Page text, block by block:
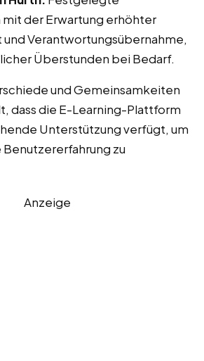
der Erwartung erhöhter
Verantwortungsübernahme,
Überstunden bei Bedarf.
und Gemeinsamkeiten
dass die E-Learning-Plattform
Unterstützung verfügt, um
zu
Anzeige